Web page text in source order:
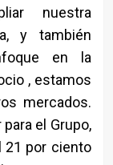
nuestra
y también
en la
, estamos
mercados.
el Grupo,
21 por ciento